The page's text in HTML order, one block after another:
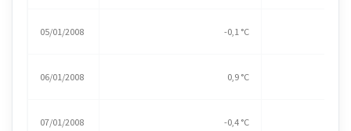
05/01/2008 -0,1 °C
06/01/2008 0,9 °C
07/01/2008 -0,4 °C